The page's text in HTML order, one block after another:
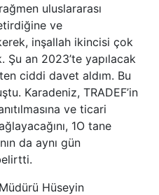
uluslararası
ve
inşallah ikincisi çok
an 2023’te yapılacak
ciddi davet aldım. Bu
Karadeniz, TRADEF’in
ve ticari
1O tane
da aynı gün
Hüseyin